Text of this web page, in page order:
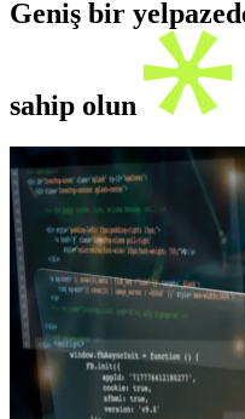
Geniş bir
sahip olun